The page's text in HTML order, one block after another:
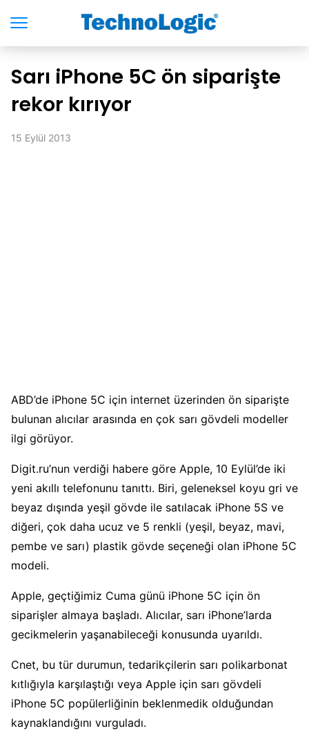
Sarı iPhone 5C ön siparişte
rekor kırıyor
15 Eylül 2013
ABD’de iPhone 5C için internet üzerinden ön siparişte
bulunan alıcılar arasında en çok sarı gövdeli modeller
ilgi görüyor.
Digit.ru’nun verdiği habere göre Apple, 10 Eylül’de iki
yeni akıllı telefonunu tanıttı. Biri, geleneksel koyu gri ve
beyaz dışında yeşil gövde ile satılacak iPhone 5S ve
diğeri, çok daha ucuz ve 5 renkli (yeşil, beyaz, mavi,
pembe ve sarı) plastik gövde seçeneği olan iPhone 5C
modeli.
Apple, geçtiğimiz Cuma günü iPhone 5C için ön
siparişler almaya başladı. Alıcılar, sarı iPhone’larda
gecikmelerin yaşanabileceği konusunda uyarıldı.
Cnet, bu tür durumun, tedarikçilerin sarı polikarbonat
kıtlığıyla karşılaştığı veya Apple için sarı gövdeli
iPhone 5C popülerliğinin beklenmedik olduğundan
kaynaklandığını vurguladı.